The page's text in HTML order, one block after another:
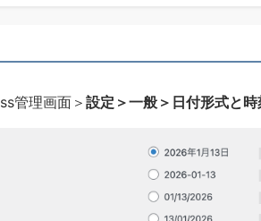
管理画面＞設定＞一般＞日付形式と